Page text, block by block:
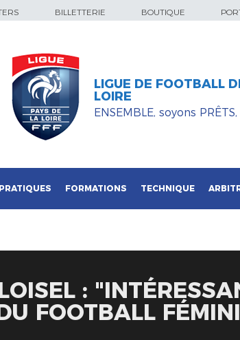
BILLETTERIE BOUTIQUE
LIGUE DE FOOTBALL
LOIRE
ENSEMBLE, soyons
PRATIQUES FORMATIONS TECHNIQUE
:
FOOTBALL